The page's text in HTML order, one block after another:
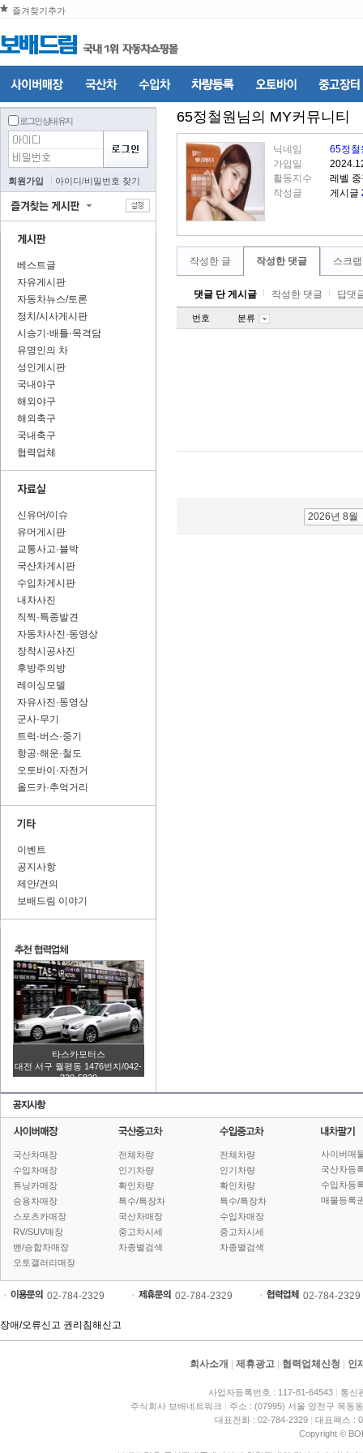
즐겨찾기추가
로그인 상태 유지
회원가입 아이디/비밀번호 찾기
베스트글
자유게시판
자동차뉴스/토론
정치/시사게시판
시승기·배틀·목격담
유명인의 차
성인게시판
국내야구
해외야구
해외축구
국내축구
협력업체
신유머/이슈
유머게시판
교통사고·블박
국산차게시판
수입차게시판
내차사진
직찍·특종발견
자동차사진·동영상
장착시공사진
후방주의방
레이싱모델
자유사진·동영상
군사·무기
트럭·버스·중기
항공·해운·철도
오토바이·자전거
올드카·추억거리
이벤트
공지사항
제안/건의
보배드림 이야기
타스카모터스
대전 서구 월평동 1476번지/042-
320-5820
65정철원 님의 MY커뮤니티
닉네임
65정철
가입일
활동지수
레벨
작성글
게시글
작성한 글 작성한 댓글 스크
댓글 단 게시글 작성한 댓글 답댓
번호 분류
2026년 8월
국산차매장
수입차매장
튜닝카매장
승용차매장
스포츠카매장
RV/SUV매장
밴/승합차매장
오토갤러리매장
전체차량
인기차량
확인차량
특수/특장차
국산차매장
중고차시세
차종별검색
전체차량
인기차량
확인차량
특수/특장차
수입차매장
중고차시세
차종별검색
사이버매
국산차등
수입차등
매물등록
02-784-2329 02-784-2329 02-784-2329
장애/오류신고 권리침해신고
회사소개 제휴광고 협력업체신청 인
사업자등록번호 : 117-81-64543 | 통신
주식회사 보배네트워크 | 주소 : (07995) 서울 양천구 목동
대표전화 : 02-784-2329 | 대표팩스 :
Copyright ©